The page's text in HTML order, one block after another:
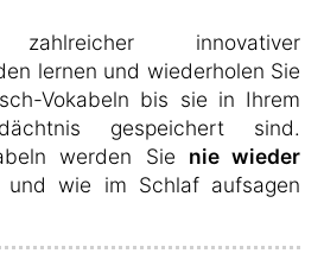
innovativer
lernen und wiederholen Sie
Vokabeln bis sie in Ihrem
gespeichert sind.
werden Sie nie wieder
und wie im Schlaf aufsagen